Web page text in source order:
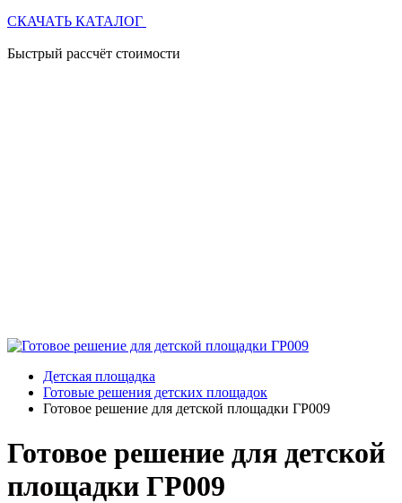
СКАЧАТЬ КАТАЛОГ
Быстрый рассчёт стоимости
Детская площадка
Готовые решения детских площадок
Готовое решение для детской площадки ГР009
Готовое решение для детской
площадки ГР009